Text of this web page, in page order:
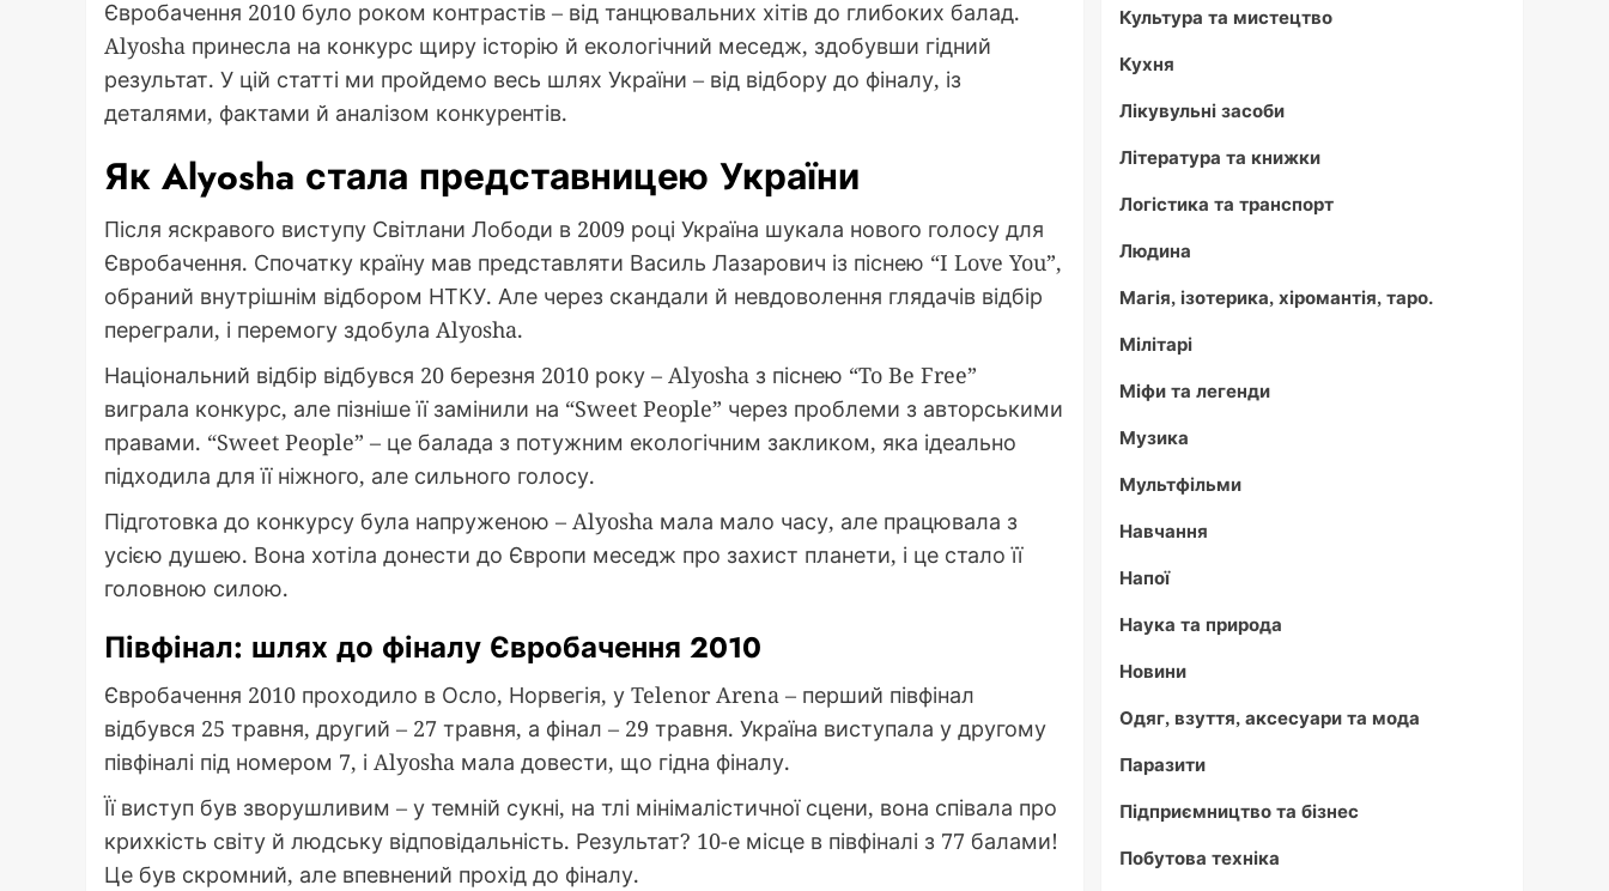
Євробачення 2010 було роком контрастів – від танцювальних хітів до глибоких балад.
Alyosha принесла на конкурс щиру історію й екологічний меседж, здобувши гідний
результат. У цій статті ми пройдемо весь шлях України – від відбору до фіналу, із
деталями, фактами й аналізом конкурентів.
Як Alyosha стала представницею України
Після яскравого виступу Світлани Лободи в 2009 році Україна шукала нового голосу для
Євробачення. Спочатку країну мав представляти Василь Лазарович із піснею “I Love You”,
обраний внутрішнім відбором НТКУ. Але через скандали й невдоволення глядачів відбір
переграли, і перемогу здобула Alyosha.
Національний відбір відбувся 20 березня 2010 року – Alyosha з піснею “To Be Free”
виграла конкурс, але пізніше її замінили на “Sweet People” через проблеми з авторськими
правами. “Sweet People” – це балада з потужним екологічним закликом, яка ідеально
підходила для її ніжного, але сильного голосу.
Підготовка до конкурсу була напруженою – Alyosha мала мало часу, але працювала з
усією душею. Вона хотіла донести до Європи меседж про захист планети, і це стало її
головною силою.
Півфінал: шлях до фіналу Євробачення 2010
Євробачення 2010 проходило в Осло, Норвегія, у Telenor Arena – перший півфінал
відбувся 25 травня, другий – 27 травня, а фінал – 29 травня. Україна виступала у другому
півфіналі під номером 7, і Alyosha мала довести, що гідна фіналу.
Її виступ був зворушливим – у темній сукні, на тлі мінімалістичної сцени, вона співала про
крихкість світу й людську відповідальність. Результат? 10-е місце в півфіналі з 77 балами!
Це був скромний, але впевнений прохід до фіналу.
Культура та мистецтво
Кухня
Лікувульні засоби
Література та книжки
Логістика та транспорт
Людина
Магія, ізотерика, хіромантія, таро.
Мілітарі
Міфи та легенди
Музика
Мультфільми
Навчання
Напої
Наука та природа
Новини
Одяг, взуття, аксесуари та мода
Паразити
Підприємництво та бізнес
Побутова техніка